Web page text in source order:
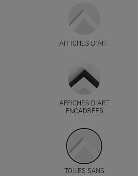
AFFICHES D'ART
AFFICHES D'ART
ENCADRÉES
TOILES SANS